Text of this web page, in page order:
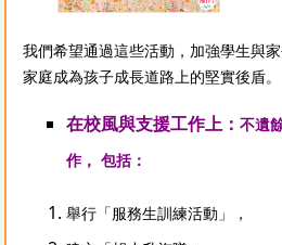
我們希望通過這些活動，加強學生與
家庭成為孩子成長道路上的堅實後盾。
在校風與支援工作上：不遺
作， 包括：
舉行「服務生訓練活動」，